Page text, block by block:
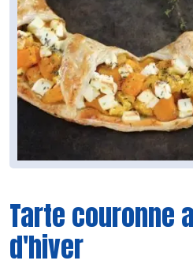
Tarte couronne
d'hiver